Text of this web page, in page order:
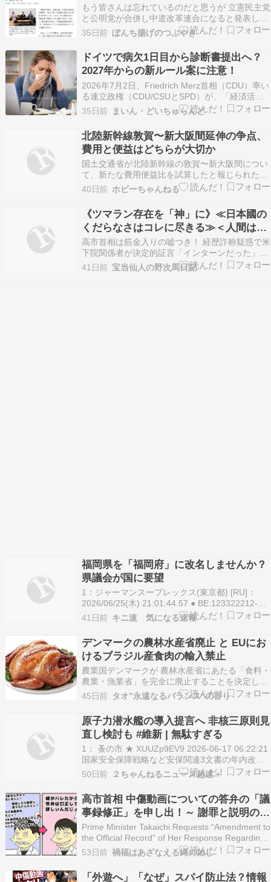
もう皆さんは忘れているのだと思うが 立憲民主党
と公明党が合併し中道改革連合になると発表した
のはわずか半年前である。まずウィキペディア
2025年10月、公明党は野党時代を含め26年間続
いた自民党との自公連立政権を解消した。 翌１１
月には「中道改革」を掲げ、現実的な外交・防衛
政策と…
35日前 ぼんち揚げのつぶやき
ドイツで病欠1日目から診断書提出へ？
2027年からの新ルール案に注意！
2026年7月2日、Friedrich Merz首相（CDU）率い
る連立政権（CDU/CSUとSPD）が、「経済活性
化に向けた改革案」を発表しました。税制や年
金、雇用に関するさまざまな内容が含まれる中
で、ドイツで働く人々にとって特に気になるの
が、病欠（Krankschreibun…
35日前 まいん・どいちゅらんど
北陸新幹線敦賀〜新大阪間延伸の争点、
費用と便益はどちらが大切か
国土交通省が北陸新幹線の敦賀〜新大阪間につい
て、新たな費用便益比を試算したと報じられた。
自民党(自由民主党)と維新(日本維新の会)の連立
政権発足を受け、「与党整備新幹線建設推進プロ
ジェクトチーム(与党PT)」に加わった維...
40日前 ホビーちゃんねる
《ツマラン存在を「神」に》≪日本國の
くだらなさはコレに尽きる≫＜人間は絶
対に「神」になれん＞【変なヤツを崇拝
して神格化するな】
高市首相は筋金入りの嘘つき！ 経歴詐称疑惑で米
下院関係者が決定的証言「インターンだった」
SNSで猛拡散当初は「日本人初の米連邦議会立法
調査官」の肩書を引っ提げ、「コングレッショナ
41日前 宝当仙人の野次馬日記
福岡県を「福岡府」に改名しませんか？
県議会が国に要望
1：ジャーマンスープレックス(東京都) [RU]：
2026/06/25(木) 21:01:44.57 ● BE:123322212-
PLT(14121)ID:oQQOuhzg0 「福岡県」を「福岡
府」に変更？ 副首都構想めぐり県議会が国に要望
朝日新聞福岡県を「福岡府」に変更…
41日前 キニ速 気になる速報
デンマークの農林水産省廃止 と EUにお
けるブラジル産食肉の輸入禁止
農業国デンマークが 農林水産省にあたる「食料・
農業・漁業省」を完全に廃止することを決定した
農業大臣というポストが消滅するのは、1896年以
来、130年ぶりのこと 農林水産省が廃止、自然・
動物福祉省を新設Abolito il ministero
dell’Agricoltura, …
45日前 タオ”永遠なるバランス”の香り
原子力潜水艦の導入提言へ 非核三原則見
直し検討も #維新 | 無駄すぎる
1： 蚤の市 ★ XUUZp9EV9 2026-06-17 06:22:21
国家安全保障戦略など安保関連3文書の年内改定
に向けた日本維新の会の提言原案が16日、判明し
た。海上自衛隊に原子力潜水艦を早急に導入する
よう要求。国是である非核三原則のうち「核兵器
を持ち込ませず」の部分を…
50日前 ２ちゃんねるニュース超速＋
高市首相 中傷動画についての答弁の「議
事録修正」を申し出！～ 謝罪と説明の放
棄。国民を舐めきっている。
Prime Minister Takaichi Requests “Amendment to
the Official Record” of Her Response Regarding
the Defamatory Video! ~ Refusing to apologize
53日前 禍福はあざなえる縄の如し
「外遊へ」「なぜ」スパイ防止法？情報